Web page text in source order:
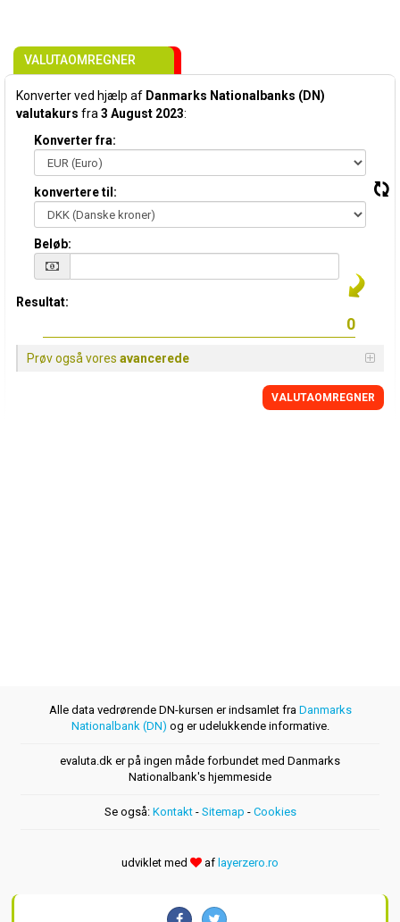
VALUTAOMREGNER
Konverter ved hjælp af Danmarks Nationalbanks (DN)
valutakurs fra 3 August 2023:
Konverter fra:
konvertere til:
Beløb:
Resultat:
Prøv også vores avancerede
VALUTAOMREGNER
Alle data vedrørende DN-kursen er indsamlet fra Danmarks
Nationalbank (DN) og er udelukkende informative.
evaluta.dk er på ingen måde forbundet med Danmarks
Nationalbank's hjemmeside
Se også: Kontakt- Sitemap - Cookies
udviklet med af layerzero.ro